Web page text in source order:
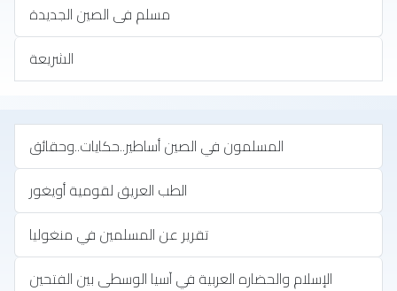
مسلم فى الصين الجديدة
الشريعة
المسلمون في الصين أساطير..حكايات..وحقائق
الطب العريق لقومية أويغور
تقرير عن المسلمين في منغوليا
‏الإسلام والحضاره العربية في آسيا الوسطى بين الفتحين